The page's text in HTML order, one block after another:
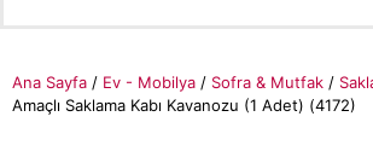
Ana Sayfa / Ev - Mobilya / Sofra & Mutfak /
Amaçlı Saklama Kabı Kavanozu (1 Adet) (4172)